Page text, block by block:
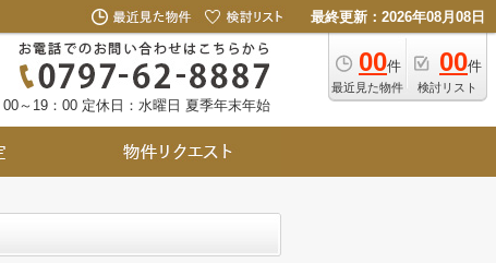
最終更新：2026年08月08日
00件
最近見た物件
00件
検討リスト
～19：00 定休日：水曜日 夏季年末年始